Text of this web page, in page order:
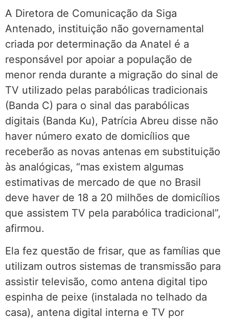
A Diretora de Comunicação da Siga
Antenado, instituição não governamental
criada por determinação da Anatel é a
responsável por apoiar a população de
menor renda durante a migração do sinal de
TV utilizado pelas parabólicas tradicionais
(Banda C) para o sinal das parabólicas
digitais (Banda Ku), Patrícia Abreu disse não
haver número exato de domicílios que
receberão as novas antenas em substituição
às analógicas, “mas existem algumas
estimativas de mercado de que no Brasil
deve haver de 18 a 20 milhões de domicílios
que assistem TV pela parabólica tradicional”,
afirmou.
Ela fez questão de frisar, que as famílias que
utilizam outros sistemas de transmissão para
assistir televisão, como antena digital tipo
espinha de peixe (instalada no telhado da
casa), antena digital interna e TV por